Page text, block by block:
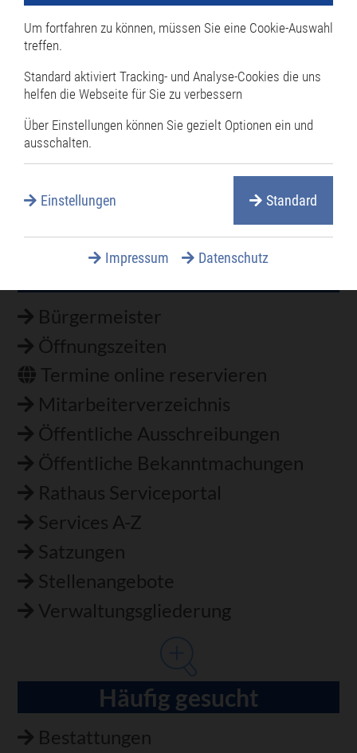
Stellenangebote
Verwaltungsgliederung
Gemeinderat
Jugendforum
Bürgermeister
Öffnungszeiten
Termine online reservieren
Mitarbeiterverzeichnis
Öffentliche Ausschreibungen
Öffentliche Bekanntmachungen
Rathaus Serviceportal
Services A-Z
Satzungen
Stellenangebote
Verwaltungsgliederung
Häufig gesucht
Bestattungen
Um fortfahren zu können, müssen Sie eine Cookie-Auswahl
treffen.
Standard aktiviert Tracking- und Analyse-Cookies die uns
helfen die Webseite für Sie zu verbessern
Über Einstellungen können Sie gezielt Optionen ein und
ausschalten.
Einstellungen Standard
Impressum Datenschutz